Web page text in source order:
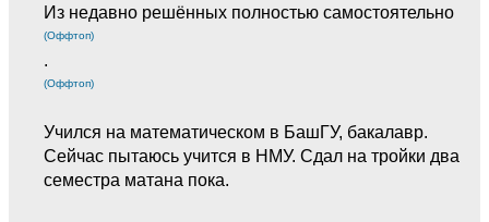
Из недавно решённых полностью самостоятельно
(Оффтоп)
.
(Оффтоп)
Учился на математическом в БашГУ, бакалавр.
Сейчас пытаюсь учится в НМУ. Сдал на тройки два
семестра матана пока.